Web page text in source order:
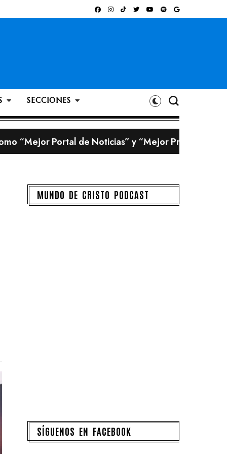
SECCIONES
“Mejor Portal de Noticias” y “Mejor Programa
creadas con inteligencia artificial
MUNDO DE CRISTO PODCAST
SÍGUENOS EN FACEBOOK